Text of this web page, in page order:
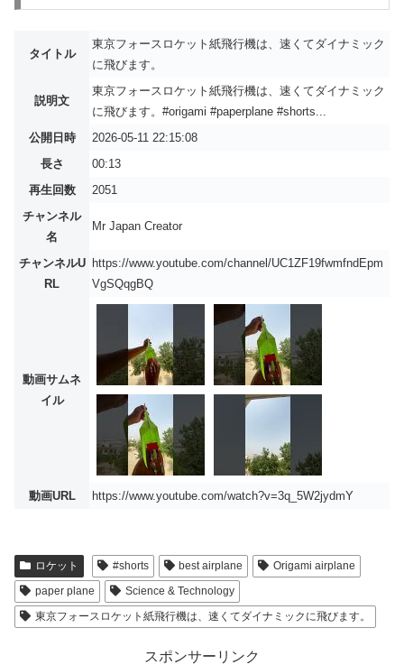
タイトル
東京フォースロケット紙飛行機は、速くてダイナミック
に飛びます。
説明文
東京フォースロケット紙飛行機は、速くてダイナミック
に飛びます。#origami #paperplane #shorts...
公開日時
2026-05-11 22:15:08
長さ
00:13
再生回数
2051
チャンネル
名
Mr Japan Creator
チャンネルU
RL
https://www.youtube.com/channel/UC1ZF19fwmfndEpm
VgSQqgBQ
動画サムネ
イル
動画URL https://www.youtube.com/watch?v=3q_5W2jydmY
ロケット #shorts best airplane
Origami airplane
paper plane
Science & Technology
東京フォースロケット紙飛行機は、速くてダイナミックに飛びます。
スポンサーリンク